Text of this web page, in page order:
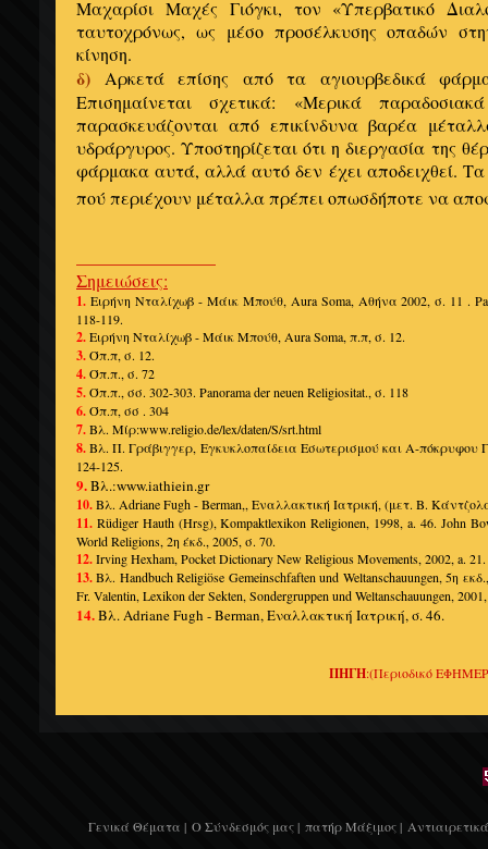
Μαχαρίσι Μαχές Γιόγκι, τον «Υπερβατικό
ταυτοχρόνως, ως μέσο προσέλκυσης οπαδών
κίνηση.
δ) Αρκετά επίσης από τα αγιουρβεδικά
Επισημαίνεται σχετικά: «Μερικά
παρασκευάζονται από επικίνδυνα βαρέα
υδράργυρος. Υποστηρίζεται ότι η διεργασία της
φάρμακα αυτά, αλλά αυτό δεν έχει αποδειχθεί.
πού περιέχουν μέταλλα πρέπει οπωσδήποτε να
Σημειώσεις:
1. Ειρήνη Νταλίχωβ - Μάικ Μπούθ, Aura Soma, Αθήνα 2002, σ. 11 .
118-119.
2.Ειρήνη Νταλίχωβ - Μάικ Μπούθ, Aura Soma, π.π, σ. 12.
3.Όπ.π, σ. 12.
4.Όπ.π., σ. 72
5.Όπ.π., σσ. 302-303. Panorama der neuen Religiositat., σ. 118
6.Όπ.π, σσ . 304
7.Βλ. Μίρ:www.religio.de/lex/daten/S/srt.html
8.Βλ. Π. Γράβιγγερ, Εγκυκλοπαίδεια Εσωτερισμού και Α-πόκρυφου
124-125.
9.Βλ.:www.iathiein.gr
10.Βλ. Adriane Fugh - Berman,, Εναλλακτική Ιατρική, (μετ. Β.
11. Rüdiger Hauth (Hrsg), Kompaktlexikon Religionen, 1998, a. 46. John
World Religions, 2η έκδ., 2005, σ. 70.
12.Irving Hexham, Pocket Dictionary New Religious Movements, 2002, a. 21.
13.Βλ. Handbuch Religiöse Gemeinschfaften und Weltanschauungen, 5η
Fr. Valentin, Lexikon der Sekten, Sondergruppen und Weltanschauungen,
14.Βλ. Adriane Fugh - Berman, Εναλλακτική Ιατρική, σ. 46.
ΠΗΓΗ:(Περιοδικό
Γενικά Θέματα | Ο Σύνδεσμός μας | πατήρ Μάξιμος |